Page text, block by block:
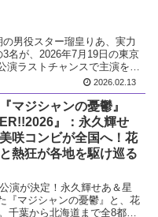
男役スター瑠皇りあ、実力
名が、2026年7月19日の東京
ラストチャンスで主演を掴
2026.02.13
マジシャンの憂鬱』
』：永久輝せ
咲コンビが全国へ！花
熱狂が各地を駆け巡る
演が決定！永久輝せあ＆星
『マジシャンの憂鬱』と、花
千葉から北海道まで全8都市